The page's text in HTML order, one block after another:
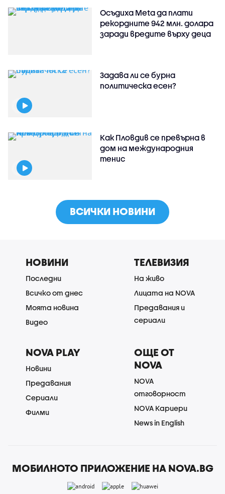
Осъдиха Meta да плати
рекордните 942 млн. долара
заради вредите върху деца
Задава ли се бурна
политическа есен?
Как Пловдив се превърна в
дом на международния
тенис
ВСИЧКИ НОВИНИ
НОВИНИ
Последни
Всичко от днес
Моята новина
Видео
ТЕЛЕВИЗИЯ
На живо
Лицата на NOVA
Предавания и
сериали
NOVA PLAY
Новини
Предавания
Сериали
Филми
ОЩЕ ОТ
NOVA
NOVA
отговорност
NOVA Кариери
News in English
МОБИЛНОТО ПРИЛОЖЕНИЕ НА NOVA.BG